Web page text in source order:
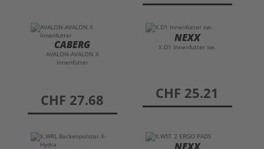
CABERG
AVALON-AVALON X
Innenfutter
preis
CHF 27.68
NEXX
X.D1 Innenfutter sw.
preis
CHF 25.21